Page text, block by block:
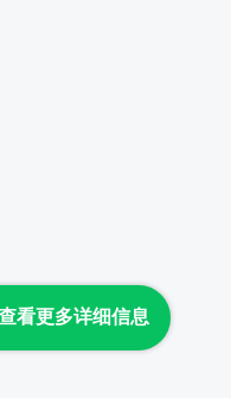
看更多详细信息